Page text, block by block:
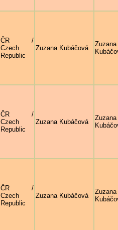
ČR /
Czech
Republic
Zuzana Kubáčová
Zuzana
ČR /
Czech
Republic
Zuzana Kubáčová
Zuzana
ČR /
Czech
Republic
Zuzana Kubáčová
Zuzana